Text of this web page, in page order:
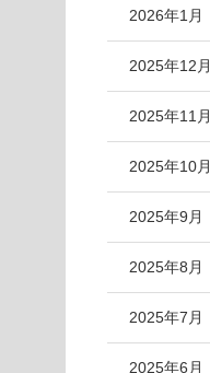
2026年1月
2025年12月
2025年11月
2025年10月
2025年9月
2025年8月
2025年7月
2025年6月